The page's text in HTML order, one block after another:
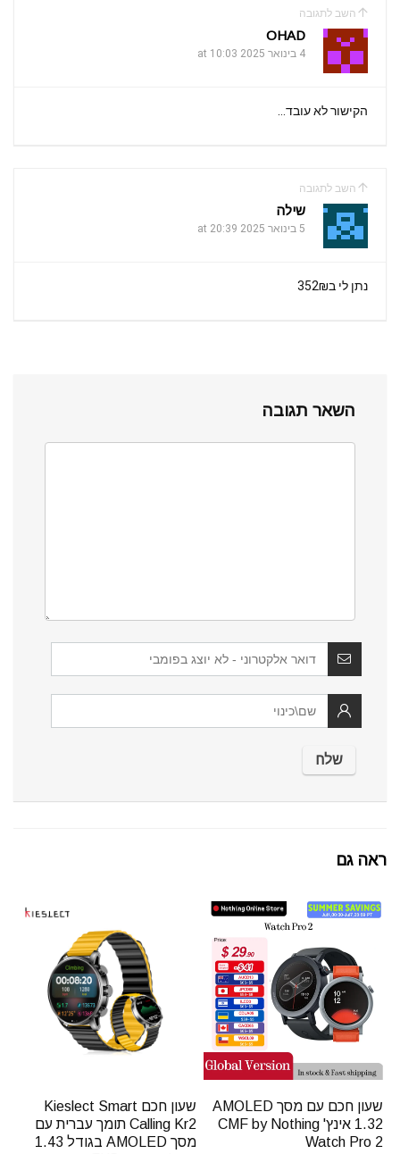
השב לתגובה
OHAD
4 בינואר 2025 at 10:03
הקישור לא עובד…
השב לתגובה
‫שילה
5 בינואר 2025 at 20:39
נתן לי ב352₪
השאר תגובה
ראה גם
שעון חכם עם מסך AMOLED
1.32 אינץ' CMF by Nothing
Watch Pro 2
שעון חכם Kieslect Smart
Calling Kr2 תומך עברית עם
מסך AMOLED בגודל 1.43